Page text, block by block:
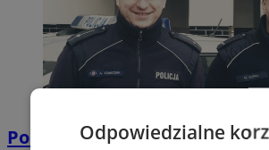
Policyjna eskorta na
Odpowiedzialne